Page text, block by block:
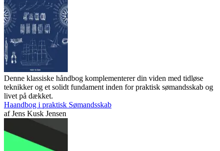
Denne klassiske håndbog komplementerer din viden med tidløse
teknikker og et solidt fundament inden for praktisk sømandsskab og
livet på dækket.
Haandbog i praktisk Sømandsskab
afJens Kusk Jensen